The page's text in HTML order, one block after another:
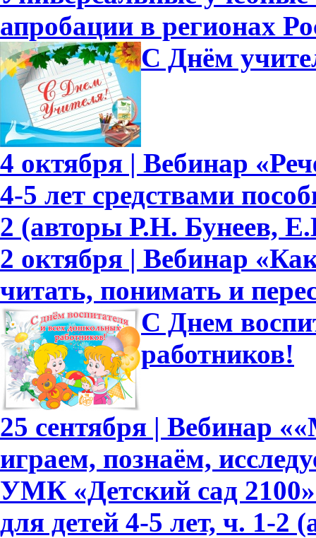
апробации в регионах
С Днём
4 октября | Вебинар
4-5 лет средствами
2 (авторы Р.Н. Бунеев,
2 октября | Вебинар
читать, понимать и
С Днем
работников!
25 сентября | Вебинар
играем, познаём,
УМК «Детский сад
для детей 4-5 лет, ч. 1-